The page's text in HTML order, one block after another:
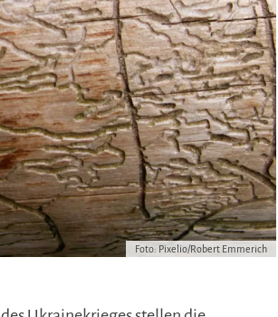
Foto: Pixelio/Robert Emmerich